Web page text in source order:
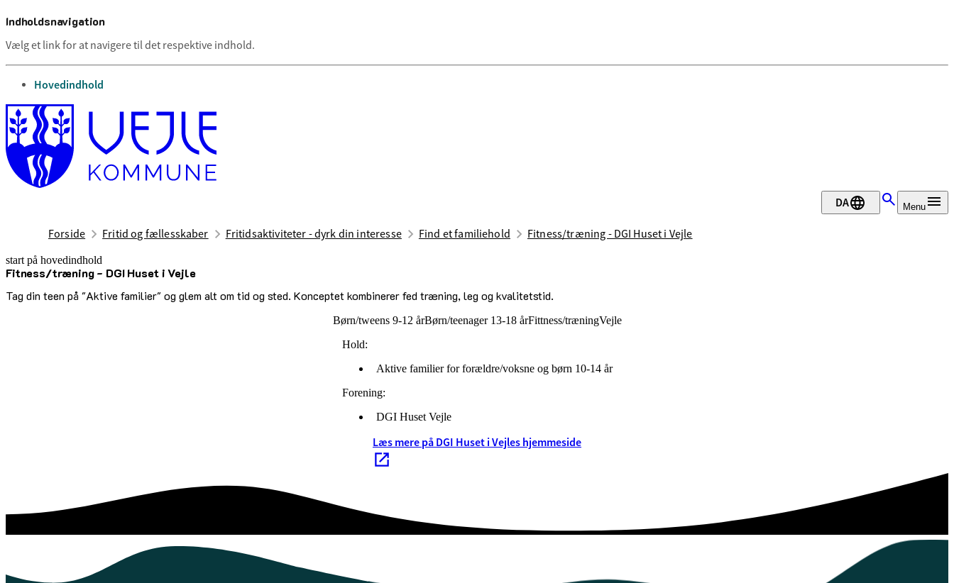
Indholdsnavigation
Vælg et link for at navigere til det respektive indhold.
gå til
Hovedindhold
DA Menu
Forside Fritid og fællesskaber Fritidsaktiviteter - dyrk din interesse Find et familiehold Fitness/træning - DGI Huset i Vejle
start på hovedindhold
Fitness/træning - DGI Huset i Vejle
Tag din teen på "Aktive familier" og glem alt om tid og sted. Konceptet kombinerer fed træning, leg og kvalitetstid.
senest opdateret 17. februar 2026
Børn/tweens 9-12 årBørn/teenager 13-18 årFittness/træningVejle
Hold:
Aktive familier for forældre/voksne og børn 10-14 år
Forening:
DGI Huset Vejle
Læs mere på DGI Huset i Vejles hjemmeside